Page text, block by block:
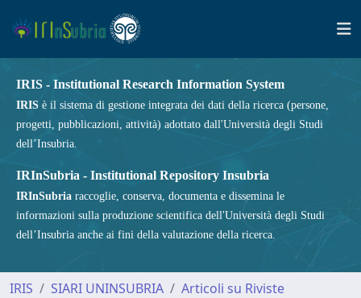
IRIS - Institutional Research Information System
IRIS è il sistema di gestione integrata dei dati della ricerca (persone,
progetti, pubblicazioni, attività) adottato dall'Università degli Studi
dell’Insubria.
IRInSubria - Institutional Repository Insubria
IRInSubria raccoglie, conserva, documenta e dissemina le
informazioni sulla produzione scientifica dell'Università degli Studi
dell’Insubria anche ai fini della valutazione della ricerca.
IRIS SIARI UNINSUBRIA
Articoli su Riviste